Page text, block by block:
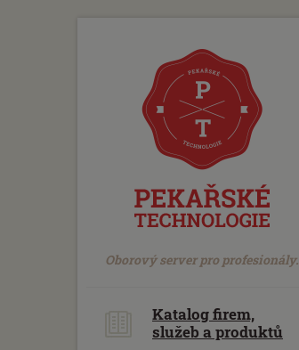
Oborový server pro profesionály.
Katalog firem,
služeb a produktů